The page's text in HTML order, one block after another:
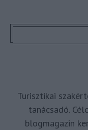
Turisztikai
tanácsadó.
blogmagazin